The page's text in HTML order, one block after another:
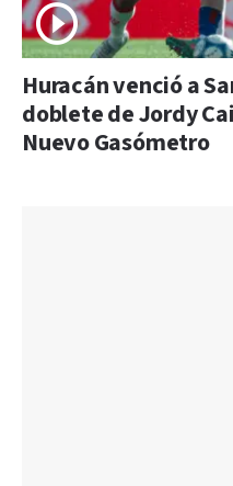
Huracán venció a
doblete de Jordy
Nuevo Gasómetro